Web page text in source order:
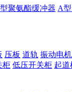
聚氨酯缓冲器 A
压板 道轨 振动电机
柜 低压开关柜 起道